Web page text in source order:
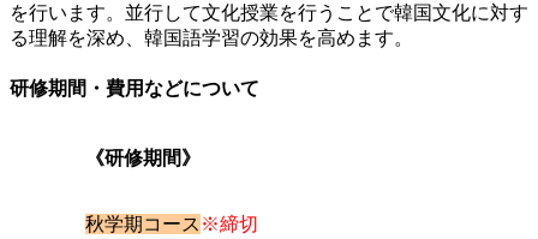
を行います。並行して文化授業を行うことで韓国文化に対す
る理解を深め、韓国語学習の効果を高めます。
研修期間・費用などについて
《研修期間》
秋学期コース ※締切